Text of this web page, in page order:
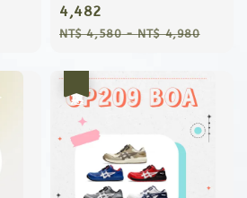
price
4,482
Regular
NT$ 4,580-NT$ 4,980